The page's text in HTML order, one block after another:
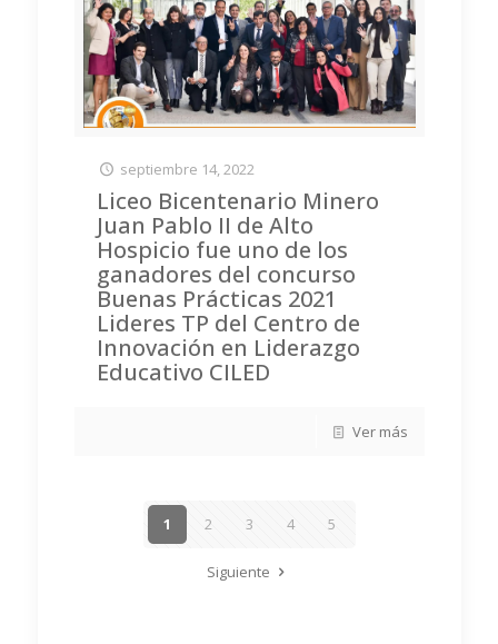
septiembre 14, 2022
Liceo Bicentenario Minero
Juan Pablo II de Alto
Hospicio fue uno de los
ganadores del concurso
Buenas Prácticas 2021
Lideres TP del Centro de
Innovación en Liderazgo
Educativo CILED
Ver más
1 2 3 4 5
Siguiente